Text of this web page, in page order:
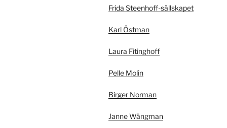
Frida Steenhoff-sällskapet
Karl Östman
Laura Fitinghoff
Pelle Molin
Birger Norman
Janne Wängman